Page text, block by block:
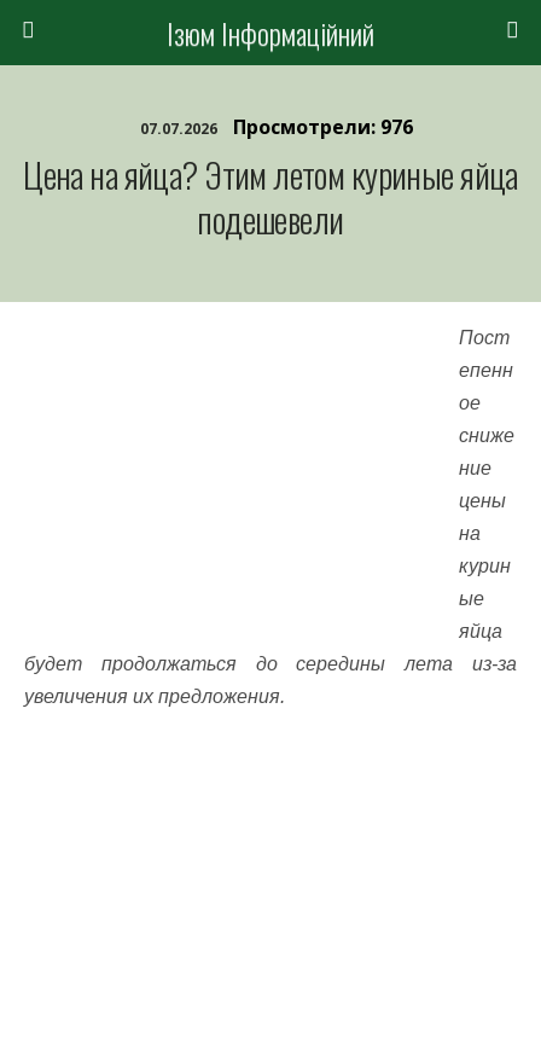
Ізюм Інформаційний
07.07.2026 Просмотрели: 976
Цена на яйца? Этим летом куриные яйца
подешевели
Пост
епенн
ое
сниже
ние
цены
на
курин
ые
яйца
будет продолжаться до середины лета из-за
увеличения их предложения.